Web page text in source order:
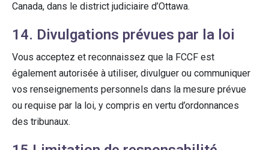
Canada, dans le district judiciaire d’Ottawa.
14. Divulgations prévues par la loi
Vous acceptez et reconnaissez que la FCCF est
également autorisée à utiliser, divulguer ou communiquer
vos renseignements personnels dans la mesure prévue
ou requise par la loi, y compris en vertu d’ordonnances
des tribunaux.